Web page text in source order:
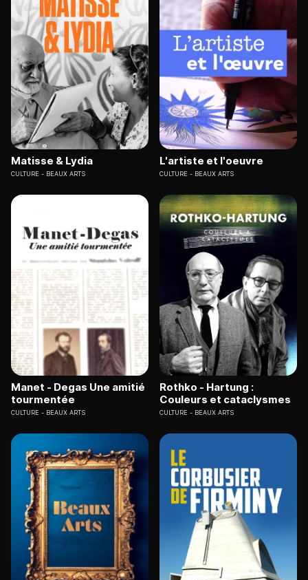
Matisse & Lydia
CULTURE BEAUX ARTS
L'artiste et l'oeuvre
CULTURE BEAUX ARTS
Manet - Degas Une amitié
tourmentée
CULTURE BEAUX ARTS
Rothko - Hartung :
Couleurs et cataclysmes
CULTURE BEAUX ARTS